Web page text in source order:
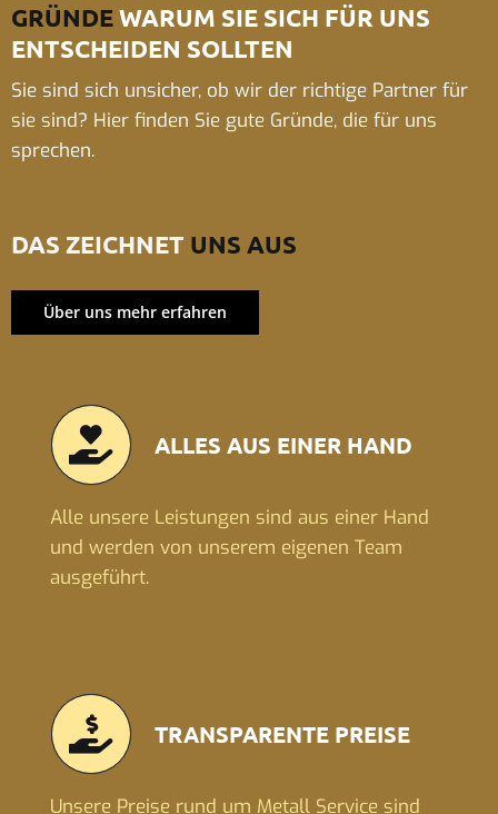
GRÜNDEWARUM SIE SICH FÜR UNS
ENTSCHEIDEN SOLLTEN
Sie sind sich unsicher, ob wir der richtige Partner für
sie sind? Hier finden Sie gute Gründe, die für uns
sprechen.
DAS ZEICHNET UNS AUS
Über uns mehr erfahren
ALLES AUS EINER HAND
Alle unsere Leistungen sind aus einer Hand
und werden von unserem eigenen Team
ausgeführt.
TRANSPARENTE PREISE
Unsere Preise rund um Metall Service sind